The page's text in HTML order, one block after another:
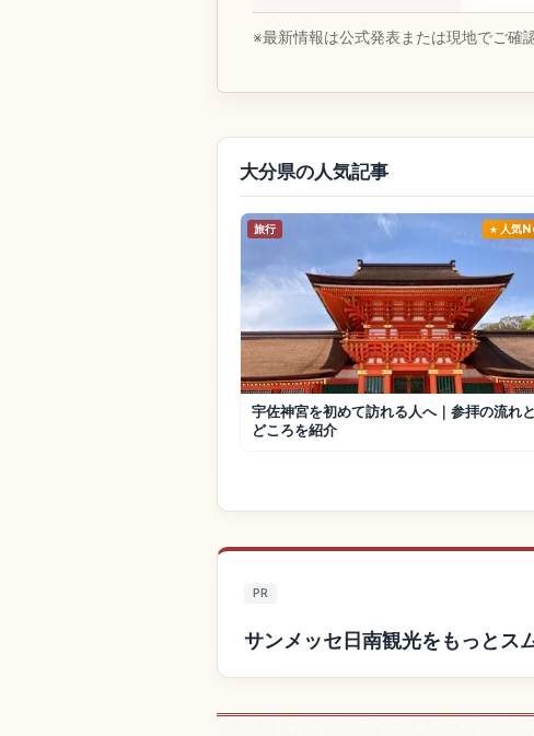
※最新情報は公式発表または現地でご確
大分県の人気記事
旅行 人気
宇佐神宮を初めて訪れる人へ｜参拝の流れ
どころを紹介
PR
サンメッセ日南観光をもっとス